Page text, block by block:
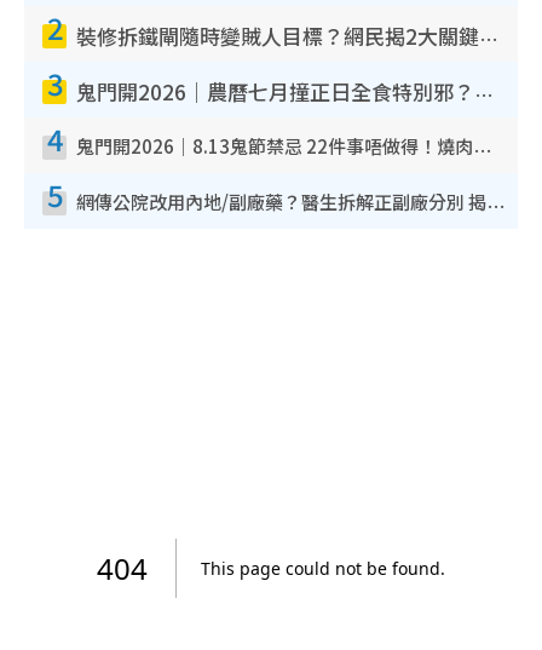
2 裝修拆鐵閘隨時變賊人目標？網民揭2大關鍵用途：裝新式等於白裝？附新舊鐵閘分別
3 鬼門開2026｜農曆七月撞正日全食特別邪？專家警告切忌做一事！揭4大禁忌+2招保平安
4 鬼門開2026｜8.13鬼節禁忌 22件事唔做得！燒肉、刺身要少食？半夜勿吹口哨/打呢個電話
5 網傳公院改用內地/副廠藥？醫生拆解正副廠分別 揭4類人換藥隨時出事